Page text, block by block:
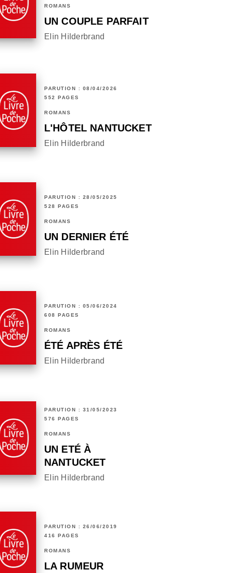
ROMANS
UN COUPLE PARFAIT
Elin Hilderbrand
PARUTION : 08/04/2026
552 PAGES
ROMANS
L'HÔTEL NANTUCKET
Elin Hilderbrand
PARUTION : 28/05/2025
528 PAGES
ROMANS
UN DERNIER ÉTÉ
Elin Hilderbrand
PARUTION : 05/06/2024
608 PAGES
ROMANS
ÉTÉ APRÈS ÉTÉ
Elin Hilderbrand
PARUTION : 31/05/2023
576 PAGES
ROMANS
UN ETÉ À
NANTUCKET
Elin Hilderbrand
PARUTION : 26/06/2019
416 PAGES
ROMANS
LA RUMEUR